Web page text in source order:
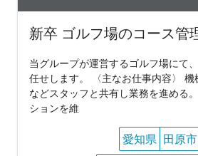
新卒 ゴルフ場のコース管
当グループが運営するゴルフ場にて
任せします。 〈主なお仕事内容〉
などスタッフと共有し業務を進める
ションを維
愛知県 田原市